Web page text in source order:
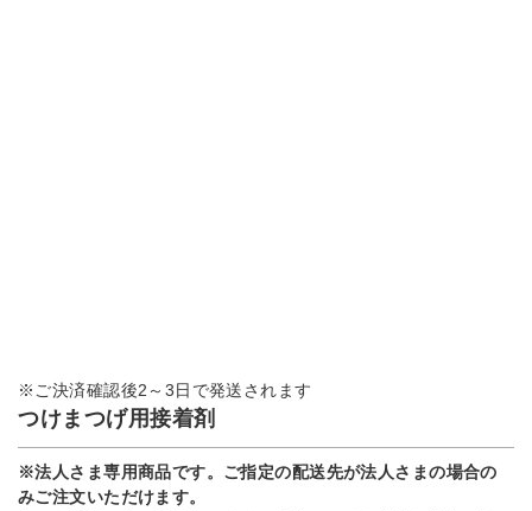
※ご決済確認後2～3日で発送されます
つけまつげ用接着剤
※法人さま専用商品です。ご指定の配送先が法人さまの場合の
みご注文いただけます。